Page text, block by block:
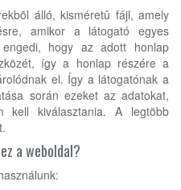
álló, kisméretû fájl, amely
amikor a látogató egyes
hogy az adott honlap
így a honlap részére a
el. Így a látogatónak a
során ezeket az adatokat,
kell kiválasztania. A legtöbb
a weboldal?